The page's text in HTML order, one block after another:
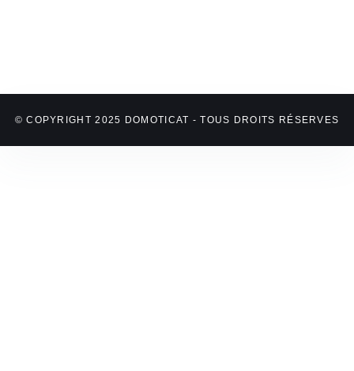
© COPYRIGHT 2025 DOMOTICAT - TOUS DROITS RÉSERVES